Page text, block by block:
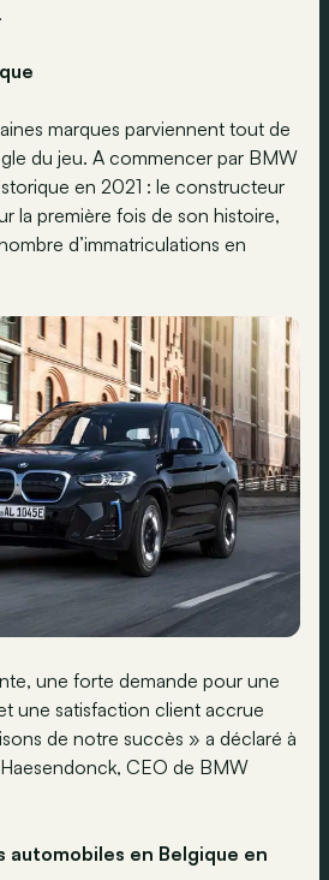
marques parviennent tout de
du jeu. A commencer par BMW
en 2021 : le constructeur
la première fois de son histoire,
d’immatriculations en
une forte demande pour une
une satisfaction client accrue
de notre succès » a déclaré à
CEO de BMW
automobiles en Belgique en